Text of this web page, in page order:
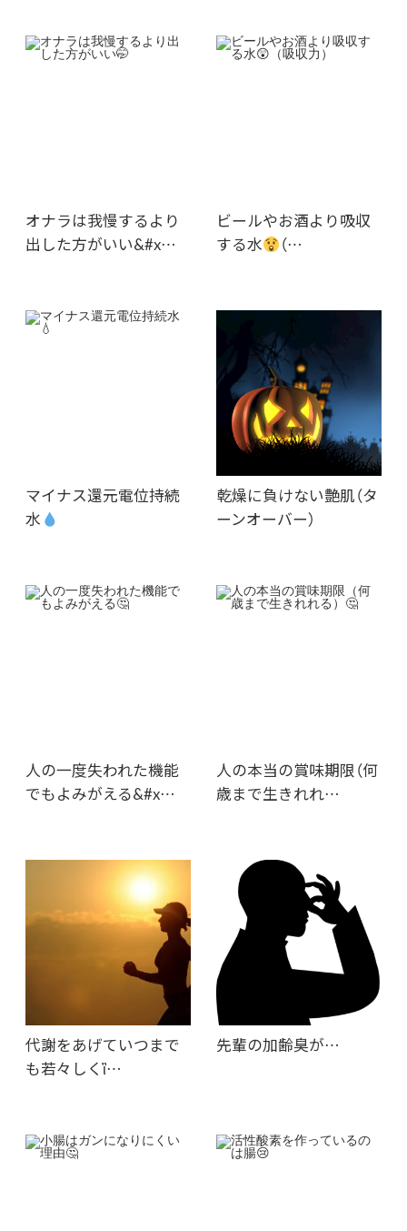
オナラは我慢するより
出した方がいい&#x…
ビールやお酒より吸収
する水
（…
マイナス還元電位持続
水
乾燥に負けない艶肌（タ
ーンオーバー）
人の一度失われた機能
でもよみがえる&#x…
人の本当の賞味期限（何
歳まで生きれれ…
代謝をあげていつまで
も若々しくἳ…
先輩の加齢臭が…